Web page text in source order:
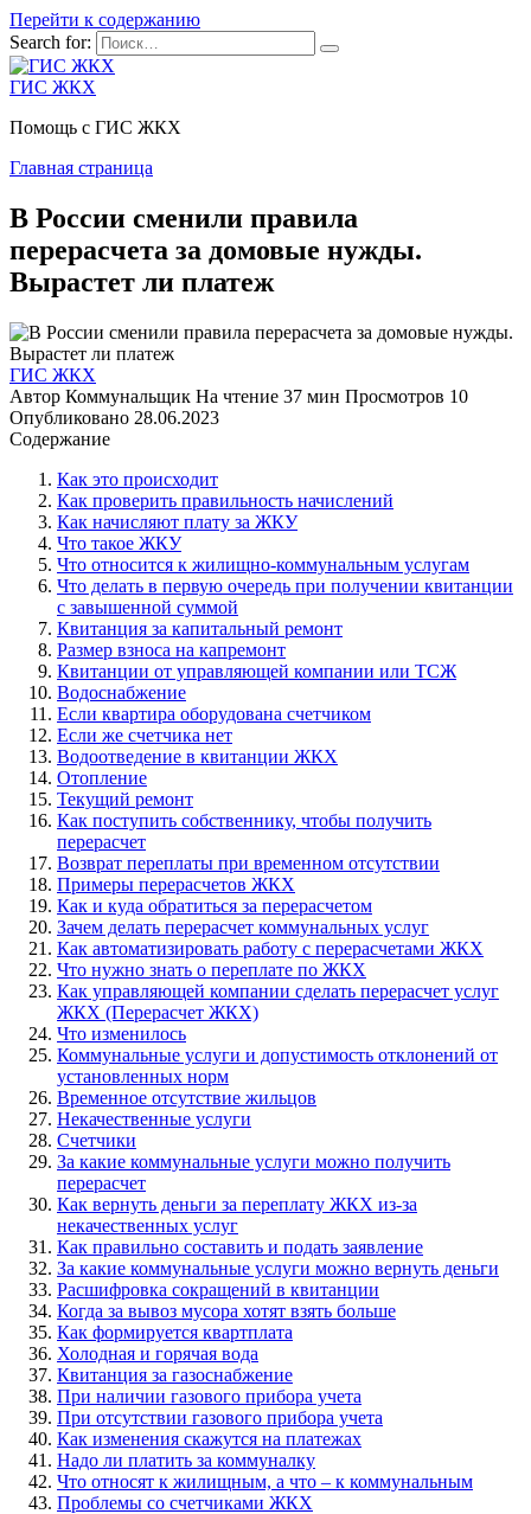
Перейти к содержанию
Search for:
ГИС ЖКХ
Помощь с ГИС ЖКХ
Главная страница
В России сменили правила
перерасчета за домовые нужды.
Вырастет ли платеж
ГИС ЖКХ
Автор Коммунальщик На чтение 37 мин Просмотров 10
Опубликовано 28.06.2023
Содержание
Как это происходит
Как проверить правильность начислений
Как начисляют плату за ЖКУ
Что такое ЖКУ
Что относится к жилищно-коммунальным услугам
Что делать в первую очередь при получении квитанции
с завышенной суммой
Квитанция за капитальный ремонт
Размер взноса на капремонт
Квитанции от управляющей компании или ТСЖ
Водоснабжение
Если квартира оборудована счетчиком
Если же счетчика нет
Водоотведение в квитанции ЖКХ
Отопление
Текущий ремонт
Как поступить собственнику, чтобы получить
перерасчет
Возврат переплаты при временном отсутствии
Примеры перерасчетов ЖКХ
Как и куда обратиться за перерасчетом
Зачем делать перерасчет коммунальных услуг
Как автоматизировать работу с перерасчетами ЖКХ
Что нужно знать о переплате по ЖКХ
Как управляющей компании сделать перерасчет услуг
ЖКХ (Перерасчет ЖКХ)
Что изменилось
Коммунальные услуги и допустимость отклонений от
установленных норм
Временное отсутствие жильцов
Некачественные услуги
Счетчики
За какие коммунальные услуги можно получить
перерасчет
Как вернуть деньги за переплату ЖКХ из-за
некачественных услуг
Как правильно составить и подать заявление
За какие коммунальные услуги можно вернуть деньги
Расшифровка сокращений в квитанции
Когда за вывоз мусора хотят взять больше
Как формируется квартплата
Холодная и горячая вода
Квитанция за газоснабжение
При наличии газового прибора учета
При отсутствии газового прибора учета
Как изменения скажутся на платежах
Надо ли платить за коммуналку
Что относят к жилищным, а что – к коммунальным
Проблемы со счетчиками ЖКХ